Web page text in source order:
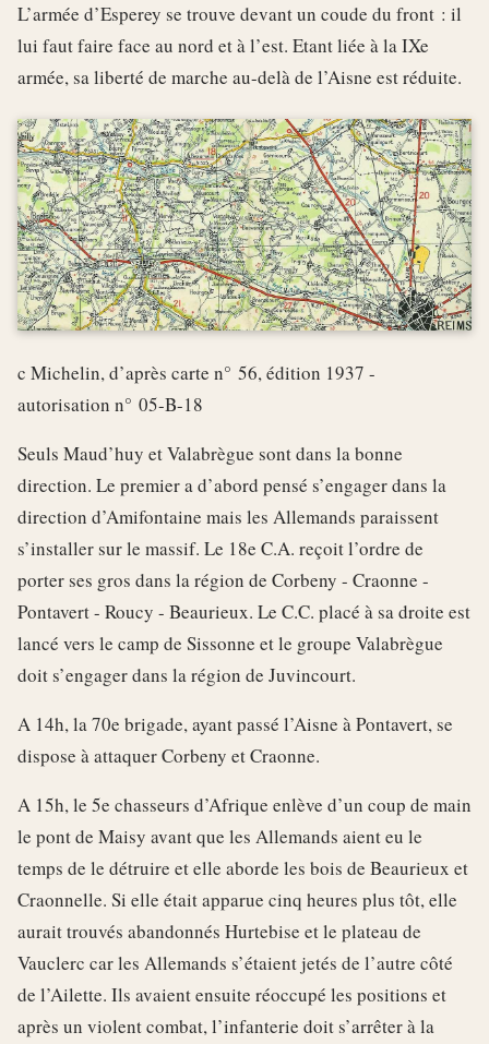
L’armée d’Esperey se trouve devant un coude du front : il
lui faut faire face au nord et à l’est. Etant liée à la IXe
armée, sa liberté de marche au-delà de l’Aisne est réduite.
c Michelin, d’après carte n° 56, édition 1937 -
autorisation n° 05-B-18
Seuls Maud’huy et Valabrègue sont dans la bonne
direction. Le premier a d’abord pensé s’engager dans la
direction d’Amifontaine mais les Allemands paraissent
s’installer sur le massif. Le 18e C.A. reçoit l’ordre de
porter ses gros dans la région de Corbeny - Craonne -
Pontavert - Roucy - Beaurieux. Le C.C. placé à sa droite est
lancé vers le camp de Sissonne et le groupe Valabrègue
doit s’engager dans la région de Juvincourt.
A 14h, la 70e brigade, ayant passé l’Aisne à Pontavert, se
dispose à attaquer Corbeny et Craonne.
A 15h, le 5e chasseurs d’Afrique enlève d’un coup de main
le pont de Maisy avant que les Allemands aient eu le
temps de le détruire et elle aborde les bois de Beaurieux et
Craonnelle. Si elle était apparue cinq heures plus tôt, elle
aurait trouvés abandonnés Hurtebise et le plateau de
Vauclerc car les Allemands s’étaient jetés de l’autre côté
de l’Ailette. Ils avaient ensuite réoccupé les positions et
après un violent combat, l’infanterie doit s’arrêter à la